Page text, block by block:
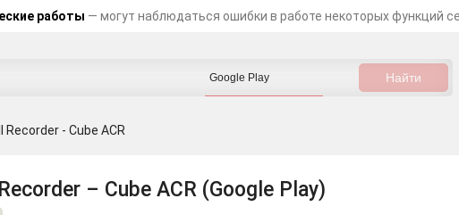
работы — могут наблюдаться ошибки в работе некоторых функций
Recorder - Cube ACR
– Cube ACR (Google Play)